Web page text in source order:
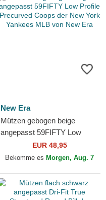
New Era
Mützen gebogen beige
angepasst 59FIFTY Low
Profile Precurved Coops der
New York Yankees MLB
EUR 48,95
Bekomme es Morgen, Aug. 7